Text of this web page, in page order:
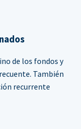
de los fondos y
También
recurrente